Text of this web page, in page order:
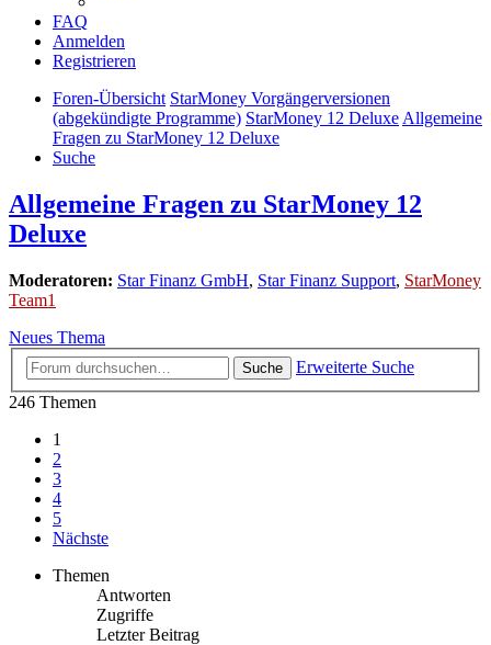
FAQ
Anmelden
Registrieren
Foren-Übersicht StarMoney Vorgängerversionen
(abgekündigte Programme) StarMoney 12 DeluxeAllgemeine
Fragen zu StarMoney 12 Deluxe
Suche
Allgemeine Fragen zu StarMoney 12
Deluxe
Moderatoren: Star Finanz GmbH, Star Finanz Support, StarMoney
Team1
Neues Thema
Suche
Erweiterte Suche
246 Themen
1
2
3
4
5
Nächste
Themen
Antworten
Zugriffe
Letzter Beitrag